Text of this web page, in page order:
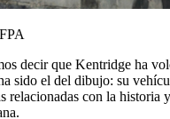
decir que Kentridge ha
sido el del dibujo: su
relacionadas con la historia